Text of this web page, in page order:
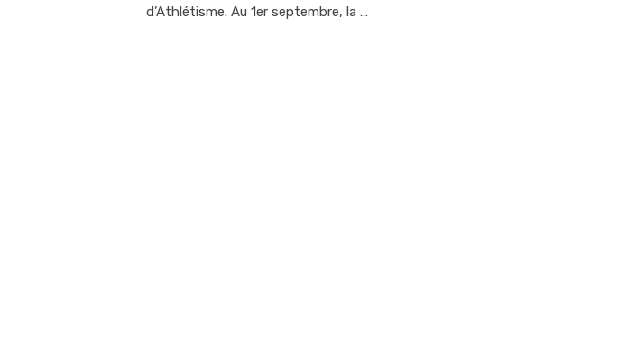
d’Athlétisme. Au 1er septembre, la …